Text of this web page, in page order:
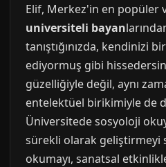
Elif, Merkez'in en popüler
universiteli bayan
tanıştığınızda, kendinizi
ediyormuş gibi
güzelliğiyle değil, aynı
entelektüel birikimiyle de
Üniversitede sosyoloji
sürekli olarak geliştirmeyi
okumayı, sanatsal